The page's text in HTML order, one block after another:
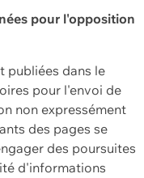
pour l'opposition
publiées dans le
pour l'envoi de
non expressément
des pages se
des poursuites
d'informations